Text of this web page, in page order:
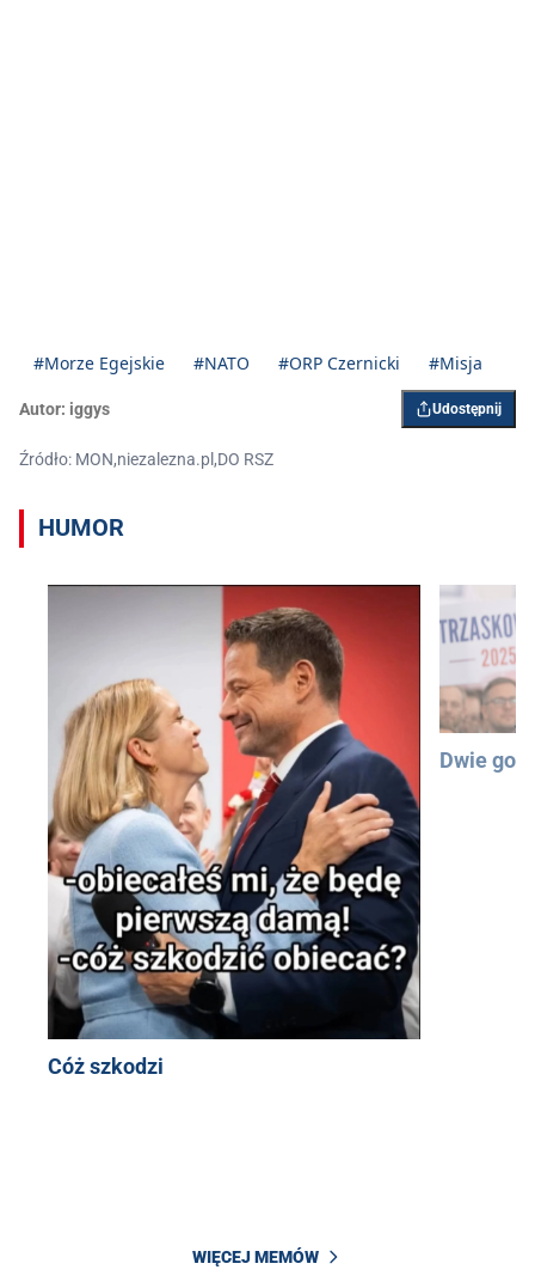
#Morze Egejskie #NATO #ORP Czernicki #Misja
Autor: iggys Udostępnij
Źródło: MON,niezalezna.pl,DO RSZ
HUMOR
Cóż szkodzi
Dwie
WIĘCEJ MEMÓW